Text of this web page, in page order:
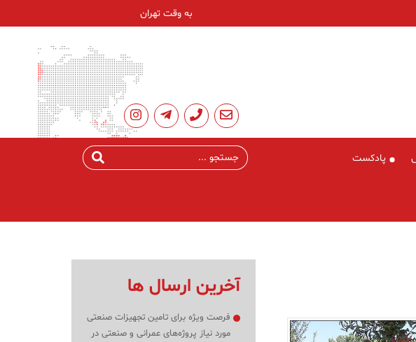
به وقت تهران
پادکست
آخرین ارسال ها
فرصت ویژه برای تامین تجهیزات صنعتی
مورد نیاز پروژه‌های عمرانی و صنعتی در